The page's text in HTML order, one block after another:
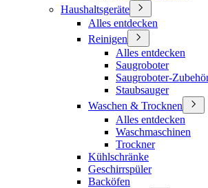
Haushaltsgeräte
Alles entdecken
Reinigen
Alles entdecken
Saugroboter
Saugroboter-
Staubsauger
Waschen & Trocknen
Alles entdecken
Waschmaschinen
Trockner
Kühlschränke
Geschirrspüler
Backöfen